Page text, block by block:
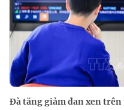
Đà tăng giảm đan xen